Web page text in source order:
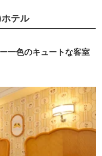
テル
一色のキュートな客室